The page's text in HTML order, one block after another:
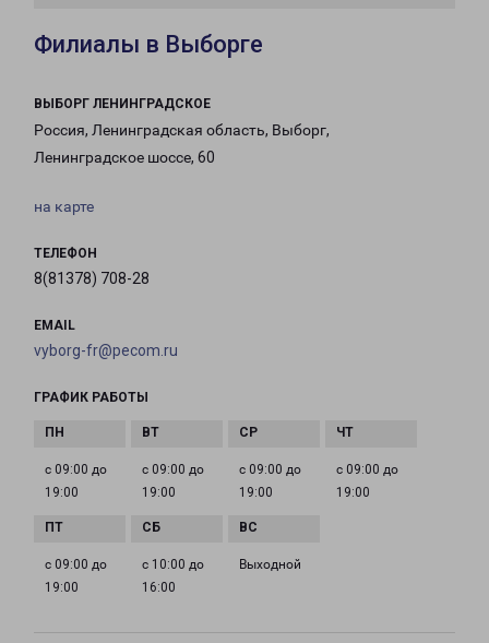
Филиалы в Выборге
ВЫБОРГ ЛЕНИНГРАДСКОЕ
Россия, Ленинградская область, Выборг,
Ленинградское шоссе, 60
на карте
ТЕЛЕФОН
8(81378) 708-28
EMAIL
vyborg-fr@pecom.ru
ГРАФИК РАБОТЫ
с 09:00 до
19:00
с 09:00 до
19:00
с 09:00 до
19:00
с 09:00 до
19:00
с 09:00 до
19:00
с 10:00 до
16:00
Выходной